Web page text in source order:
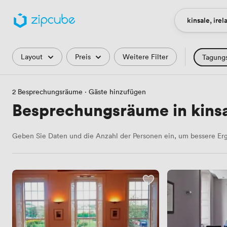
Ortkinsale,
Filter
Layout Preis Weitere Filter
Podcast-
2 Besprechungsräume · Gäste hinzufügen
Besprechungsräume in
Geben Sie Daten und die Anzahl der Personen ein, um bessere